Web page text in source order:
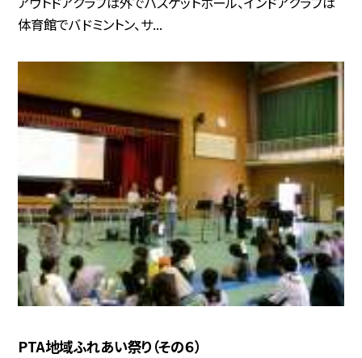
体育館でバドミントン、サ...
PTA地域ふれあい祭り（その６）